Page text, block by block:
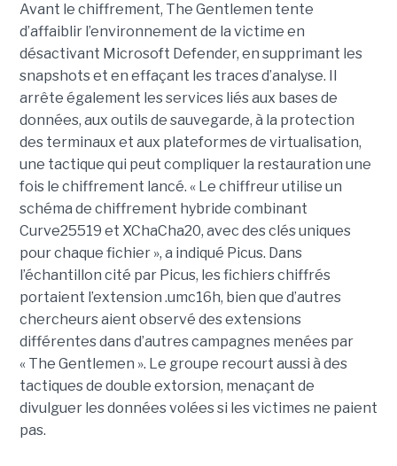
Avant le chiffrement, The Gentlemen tente
d’affaiblir l’environnement de la victime en
désactivant Microsoft Defender, en supprimant les
snapshots et en effaçant les traces d’analyse. Il
arrête également les services liés aux bases de
données, aux outils de sauvegarde, à la protection
des terminaux et aux plateformes de virtualisation,
une tactique qui peut compliquer la restauration une
fois le chiffrement lancé. « Le chiffreur utilise un
schéma de chiffrement hybride combinant
Curve25519 et XChaCha20, avec des clés uniques
pour chaque fichier », a indiqué Picus. Dans
l’échantillon cité par Picus, les fichiers chiffrés
portaient l’extension .umc16h, bien que d’autres
chercheurs aient observé des extensions
différentes dans d’autres campagnes menées par
« The Gentlemen ». Le groupe recourt aussi à des
tactiques de double extorsion, menaçant de
divulguer les données volées si les victimes ne paient
pas.